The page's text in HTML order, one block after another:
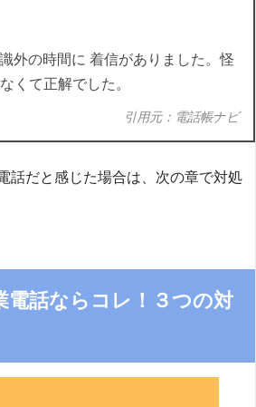
外の時間に 着信がありました。怪
くて正解でした。
引用元：電話帳ナビ
話だと感じた場合は、次の章で対処
電話ならコレ！３つの対